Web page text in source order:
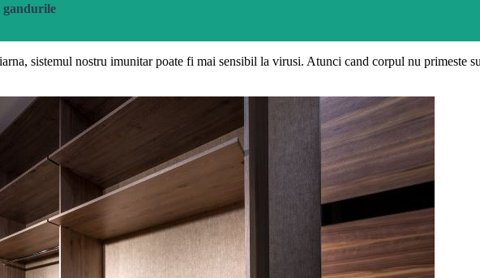
sistemul nostru imunitar poate fi mai sensibil la virusi. Atunci cand corpul nu primeste